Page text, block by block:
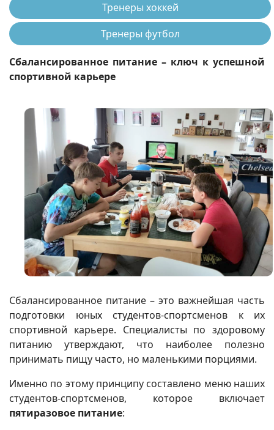
Тренеры хоккей
Тренеры футбол
Сбалансированное питание – ключ к успешной
спортивной карьере
Сбалансированное питание – это важнейшая часть
подготовки юных студентов-спортсменов к их
спортивной карьере. Специалисты по здоровому
питанию утверждают, что наиболее полезно
принимать пищу часто, но маленькими порциями.
Именно по этому принципу составлено меню наших
студентов-спортсменов, которое включает
пятиразовое питание: